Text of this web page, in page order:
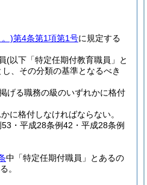
)第4条第1項第1号に規定する
(以下「特定任期付教育職員」と
、その分類の基準となるべき
げる職務の級のいずれかに格付
に格付しなければならない。
・平成28条例42・平成28条例
中「特定任期付職員」とあるの
。